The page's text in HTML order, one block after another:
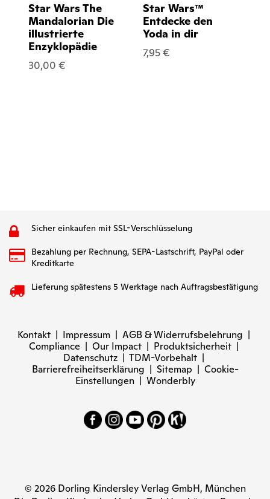
Star Wars The
Mandalorian Die
illustrierte
Enzyklopädie
30,00 €
Star Wars™
Entdecke den
Yoda in dir
7,95 €
Sicher einkaufen mit SSL-Verschlüsselung
Bezahlung per Rechnung, SEPA-Lastschrift, PayPal oder
Kreditkarte
Lieferung spätestens 5 Werktage nach Auftragsbestätigung
Kontakt | Impressum | AGB & Widerrufsbelehrung |
Compliance | Our Impact | Produktsicherheit |
Datenschutz | TDM-Vorbehalt |
Barrierefreiheitserklärung | Sitemap | Cookie-
Einstellungen| Wonderbly
© 2026 Dorling Kindersley Verlag GmbH, München